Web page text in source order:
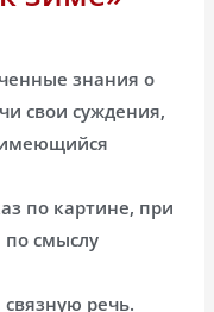
знания о
свои суждения,
по картине, при
по смыслу
речь.